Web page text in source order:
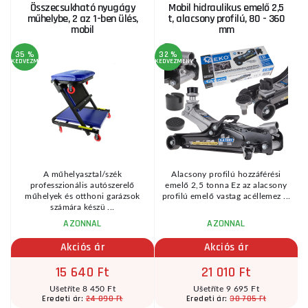
Összecsukható nyugágy
műhelybe, 2 az 1-ben ülés,
mobil
35 %
KEDVEZMÉNY
A műhelyasztal/szék
professzionális autószerelő
műhelyek és otthoni garázsok
számára készü ...
AZONNAL
Akciós ár
15 640 Ft
Ušetříte 8 450 Ft
Eredeti ár:24 090 Ft
Mobil hidraulikus emelő 2,5
t, alacsony profilú, 80 - 360
mm
32 %
KEDVEZMÉNY
Alacsony profilú hozzáférési
emelő 2,5 tonna Ez az alacsony
profilú emelő vastag acéllemez ...
AZONNAL
Akciós ár
21 010 Ft
Ušetříte 9 695 Ft
Eredeti ár:30 705 Ft